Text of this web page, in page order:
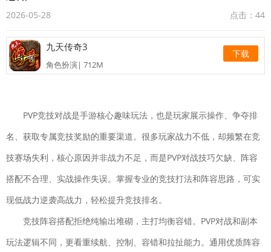
2026-05-28 点击： 44
下载
九天传奇3
角色扮演| 712M
城池攻坚战
策略塔防| 976M
下载
元气骑士
2022破解版全无限下载
下载
幸福小农场赚钱版
PVP竞技对战是手游核心趣味玩法，也是玩家展示操作、争夺排
名、获取专属竞技奖励的重要渠道。很多玩家战力不低，却频繁在竞
技赛场失利，核心原因并非战力不足，而是PVP对战技巧欠缺、阵容
搭配不合理、实战操作失误。掌握专业的竞技打法和阵容思路，可实
现低战力逆袭高战力，轻松提升竞技排名。
竞技阵容搭配拒绝纯输出堆砌，主打均衡容错。PVP对战和副本
玩法逻辑不同，更看重续航、控制、容错和拉扯能力。通用优质阵容